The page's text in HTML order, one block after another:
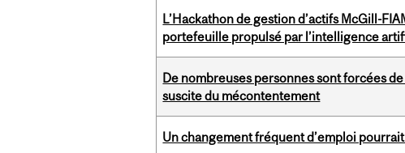
L’Hackathon de gestion d’actifs McGill-
portefeuille propulsé par l’intelligence
De nombreuses personnes sont forcées
suscite du mécontentement
Un changement fréquent d’emploi